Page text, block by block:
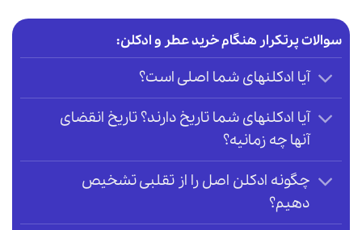
سوالات پرتکرار هنگام خرید عطر و ادکلن:
آیا ادکلنهای شما اصلی است؟
آیا ادکلنهای شما تاریخ دارند؟ تاریخ انقضای
آنها چه زمانیه؟
چگونه ادکلن اصل را از تقلبی تشخیص
دهیم؟